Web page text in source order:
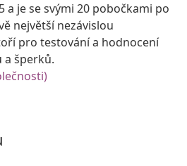
a je se svými 20 pobočkami po
největší nezávislou
pro testování a hodnocení
a šperků.